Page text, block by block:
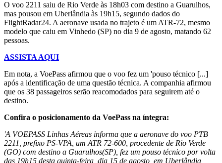
O voo 2211 saiu de Rio Verde às 18h03 com destino a Guarulhos,
mas pousou em Uberlândia às 19h15, segundo dados do
FlightRadar24. A aeronave usada no trajeto é um ATR-72, mesmo
modelo que caiu em Vinhedo (SP) no dia 9 de agosto, matando 62
pessoas.
ASSISTA AQUI
Em nota, a VoePass afirmou que o voo fez um 'pouso técnico [...]
após a identificação de uma questão técnica. A companhia afirmou
que os 38 passageiros serão reacomodados para seguirem até o
destino.
Confira o posicionamento da VoePass na íntegra:
'A VOEPASS Linhas Aéreas informa que a aeronave do voo PTB
2211, prefixo PS-VPA, um ATR 72-600, procedente de Rio Verde
(GO) com destino a Guarulhos(SP), fez um pouso técnico por volta
das 19h15 desta quinta-feira, dia 15 de agosto, em Uberlândia